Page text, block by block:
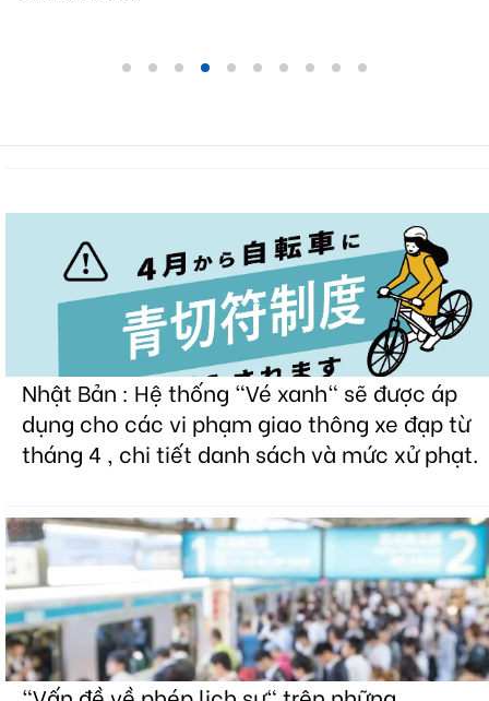
Nhật Bản : Hệ thống "Vé xanh" sẽ được áp
dụng cho các vi phạm giao thông xe đạp từ
tháng 4 , chi tiết danh sách và mức xử phạt.